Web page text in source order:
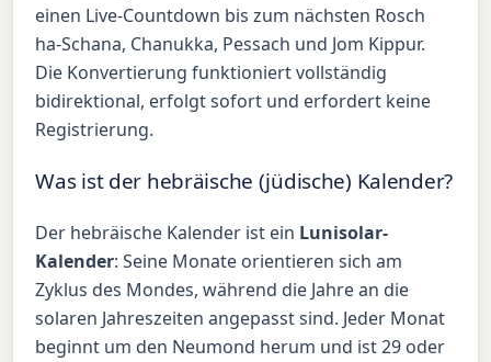
einen Live-Countdown bis zum nächsten Rosch
ha-Schana, Chanukka, Pessach und Jom Kippur.
Die Konvertierung funktioniert vollständig
bidirektional, erfolgt sofort und erfordert keine
Registrierung.
Was ist der hebräische (jüdische) Kalender?
Der hebräische Kalender ist ein Lunisolar-
Kalender: Seine Monate orientieren sich am
Zyklus des Mondes, während die Jahre an die
solaren Jahreszeiten angepasst sind. Jeder Monat
beginnt um den Neumond herum und ist 29 oder